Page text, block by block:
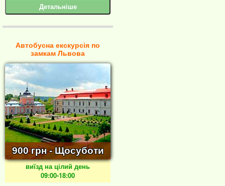
Детальніше
Автобусна екскурсія по
замкам Львова
900 грн - Щосуботи
виїзд на цілий день
09:00-18:00